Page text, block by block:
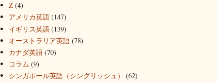
Z (4)
アメリカ英語 (147)
イギリス英語 (139)
オーストラリア英語 (78)
カナダ英語 (70)
コラム (9)
シンガポール英語（シングリッシュ）
(62)